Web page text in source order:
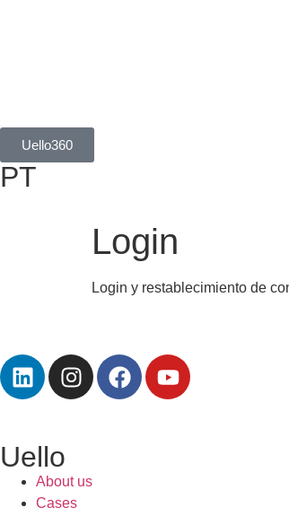
Uello360
PT
Login
Login y restablecimiento de
Uello
About us
Cases